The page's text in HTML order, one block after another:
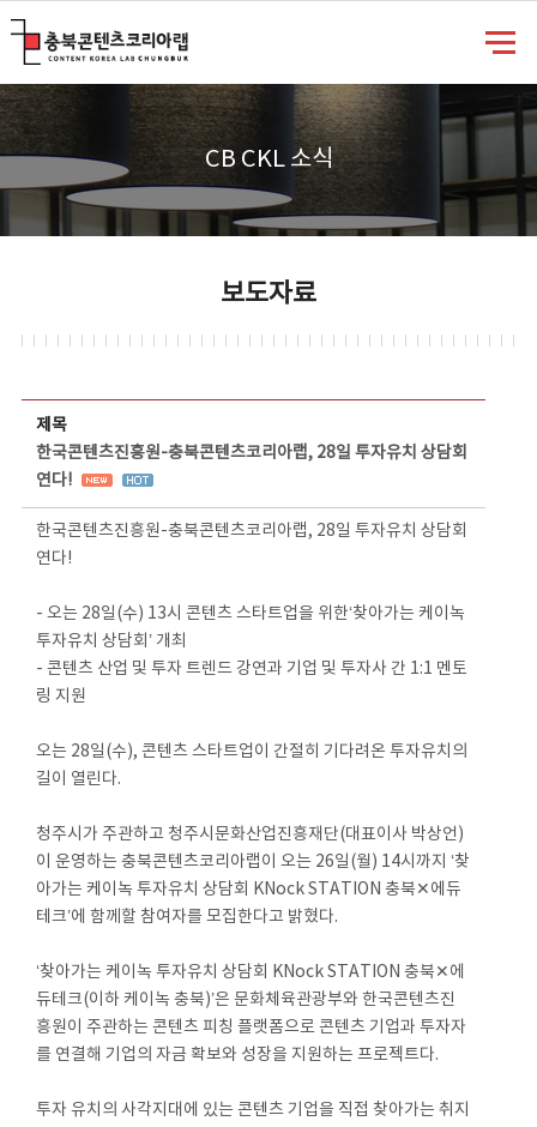
CB CKL 소식
보도자료
제목
한국콘텐츠진흥원-충북콘텐츠코리아랩, 28일 투자유치 상담회
연다!
한국콘텐츠진흥원-충북콘텐츠코리아랩, 28일 투자유치 상담회
연다!
- 오는 28일(수) 13시 콘텐츠 스타트업을 위한‘찾아가는 케이녹
투자유치 상담회’ 개최
- 콘텐츠 산업 및 투자 트렌드 강연과 기업 및 투자사 간 1:1 멘토
링 지원
오는 28일(수), 콘텐츠 스타트업이 간절히 기다려온 투자유치의
길이 열린다.
청주시가 주관하고 청주시문화산업진흥재단(대표이사 박상언)
이 운영하는 충북콘텐츠코리아랩이 오는 26일(월) 14시까지 ‘찾
아가는 케이녹 투자유치 상담회 KNock STATION 충북✕에듀
테크’에 함께할 참여자를 모집한다고 밝혔다.
‘찾아가는 케이녹 투자유치 상담회 KNock STATION 충북✕에
듀테크(이하 케이녹 충북)’은 문화체육관광부와 한국콘텐츠진
흥원이 주관하는 콘텐츠 피칭 플랫폼으로 콘텐츠 기업과 투자자
를 연결해 기업의 자금 확보와 성장을 지원하는 프로젝트다.
투자 유치의 사각지대에 있는 콘텐츠 기업을 직접 찾아가는 취지